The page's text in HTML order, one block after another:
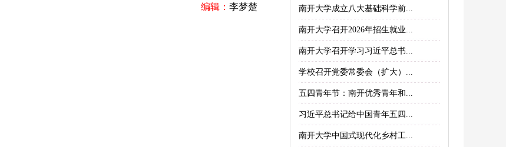
编辑： 李梦楚 南开大学成立八大基础科学前...
南开大学召开2026年招生就业...
南开大学召开学习习近平总书...
学校召开党委常委会（扩大）...
五四青年节：南开优秀青年和...
习近平总书记给中国青年五四...
南开大学中国式现代化乡村工...